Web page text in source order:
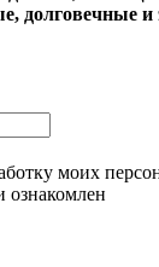
долговечные
моих
ознакомлен